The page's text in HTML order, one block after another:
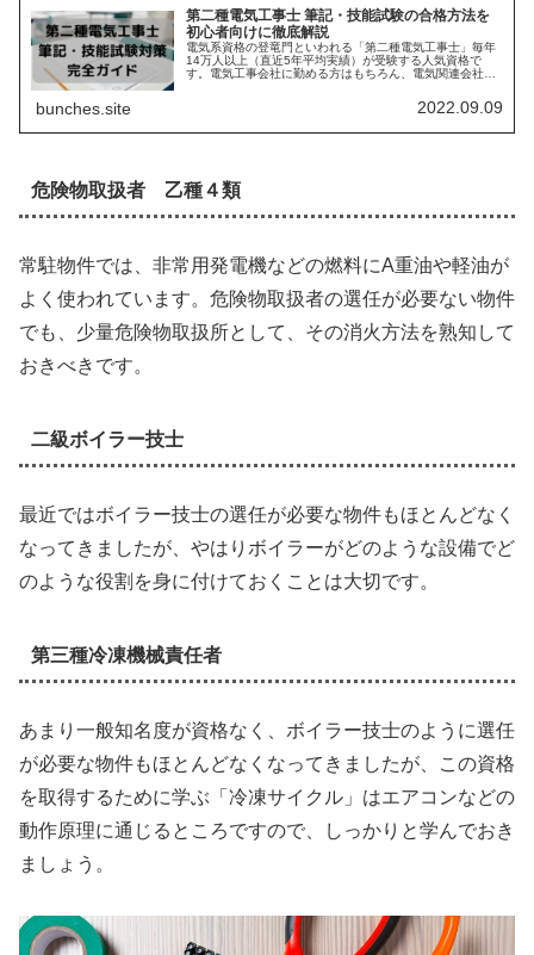
第二種電気工事士 筆記・技能試験の合格方法を
初心者向けに徹底解説
電気系資格の登竜門といわれる「第二種電気工事士」毎年
14万人以上（直近5年平均実績）が受験する人気資格で
す。電気工事会社に勤める方はもちろん、電気関連会社や
bunches.site 2022.09.09
危険物取扱者 乙種４類
常駐物件では、非常用発電機などの燃料にA重油や軽油が
よく使われています。危険物取扱者の選任が必要ない物件
でも、少量危険物取扱所として、その消火方法を熟知して
おきべきです。
二級ボイラー技士
最近ではボイラー技士の選任が必要な物件もほとんどなく
なってきましたが、やはりボイラーがどのような設備でど
のような役割を身に付けておくことは大切です。
第三種冷凍機械責任者
あまり一般知名度が資格なく、ボイラー技士のように選任
が必要な物件もほとんどなくなってきましたが、この資格
を取得するために学ぶ「冷凍サイクル」はエアコンなどの
動作原理に通じるところですので、しっかりと学んでおき
ましょう。